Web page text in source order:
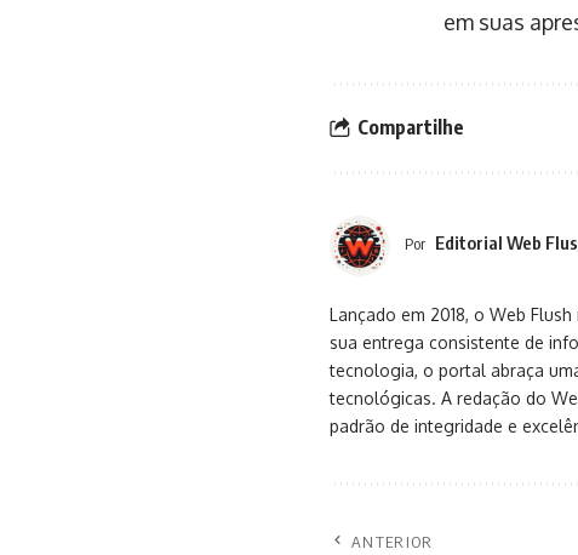
em suas
Compartilhe
Por Editorial Web
Lançado em 2018, o Web
sua entrega consistente de
tecnologia, o portal abraça
tecnológicas. A redação do
padrão de integridade e
ANTERIOR